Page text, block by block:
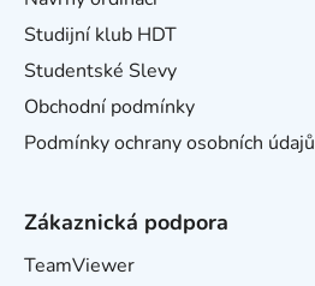
Studijní klub HDT
Studentské Slevy
Obchodní podmínky
Podmínky ochrany osobních údajů
Zákaznická podpora
TeamViewer